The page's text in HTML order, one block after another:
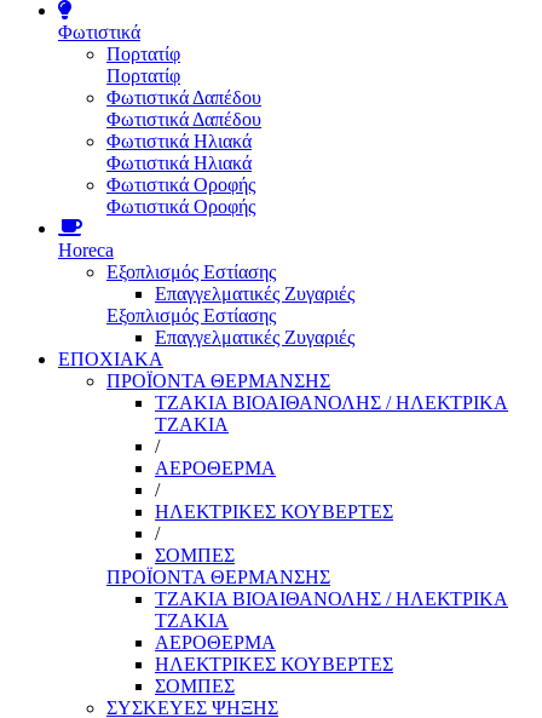
Φωτιστικά
Πορτατίφ
Πορτατίφ
Φωτιστικά Δαπέδου
Φωτιστικά Δαπέδου
Φωτιστικά Ηλιακά
Φωτιστικά Ηλιακά
Φωτιστικά Οροφής
Φωτιστικά Οροφής
Horeca
Εξοπλισμός Εστίασης
Επαγγελματικές Ζυγαριές
Εξοπλισμός Εστίασης
Επαγγελματικές Ζυγαριές
ΕΠΟΧΙΑΚΑ
ΠΡΟΪΟΝΤΑ ΘΕΡΜΑΝΣΗΣ
ΤΖΑΚΙΑ ΒΙΟΑΙΘΑΝΟΛΗΣ / ΗΛΕΚΤΡΙΚΑ
ΤΖΑΚΙΑ
/
ΑΕΡΟΘΕΡΜΑ
/
ΗΛΕΚΤΡΙΚΕΣ ΚΟΥΒΕΡΤΕΣ
/
ΣΟΜΠΕΣ
ΠΡΟΪΟΝΤΑ ΘΕΡΜΑΝΣΗΣ
ΤΖΑΚΙΑ ΒΙΟΑΙΘΑΝΟΛΗΣ / ΗΛΕΚΤΡΙΚΑ
ΤΖΑΚΙΑ
ΑΕΡΟΘΕΡΜΑ
ΗΛΕΚΤΡΙΚΕΣ ΚΟΥΒΕΡΤΕΣ
ΣΟΜΠΕΣ
ΣΥΣΚΕΥΕΣ ΨΗΞΗΣ